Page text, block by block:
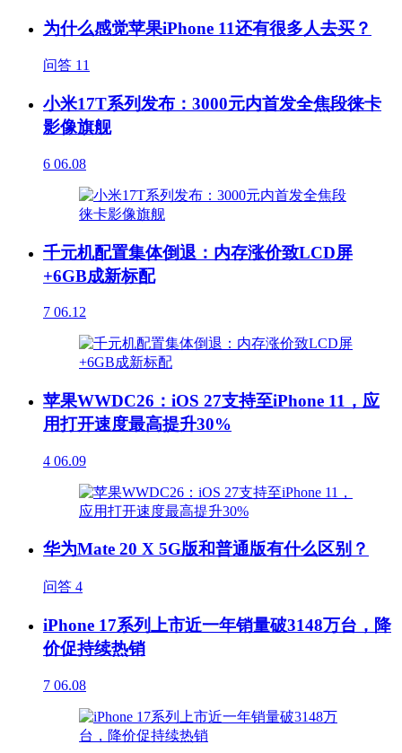
为什么感觉苹果iPhone 11还有很多人去买？
问答 11
小米17T系列发布：3000元内首发全焦段徕卡
影像旗舰
6 06.08
千元机配置集体倒退：内存涨价致LCD屏
+6GB成新标配
7 06.12
苹果WWDC26：iOS 27支持至iPhone 11，应
用打开速度最高提升30%
4 06.09
华为Mate 20 X 5G版和普通版有什么区别？
问答 4
iPhone 17系列上市近一年销量破3148万台，降
价促持续热销
7 06.08